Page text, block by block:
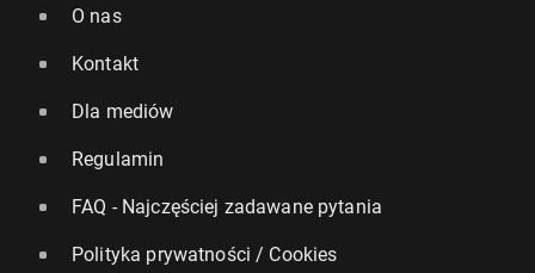
O nas
Kontakt
Dla mediów
Regulamin
FAQ - Najczęściej zadawane pytania
Polityka prywatności / Cookies